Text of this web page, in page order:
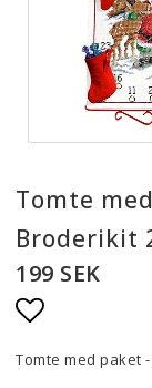
Tomte
Broderikit
199 SEK
Lägg till i
Tomte med paket